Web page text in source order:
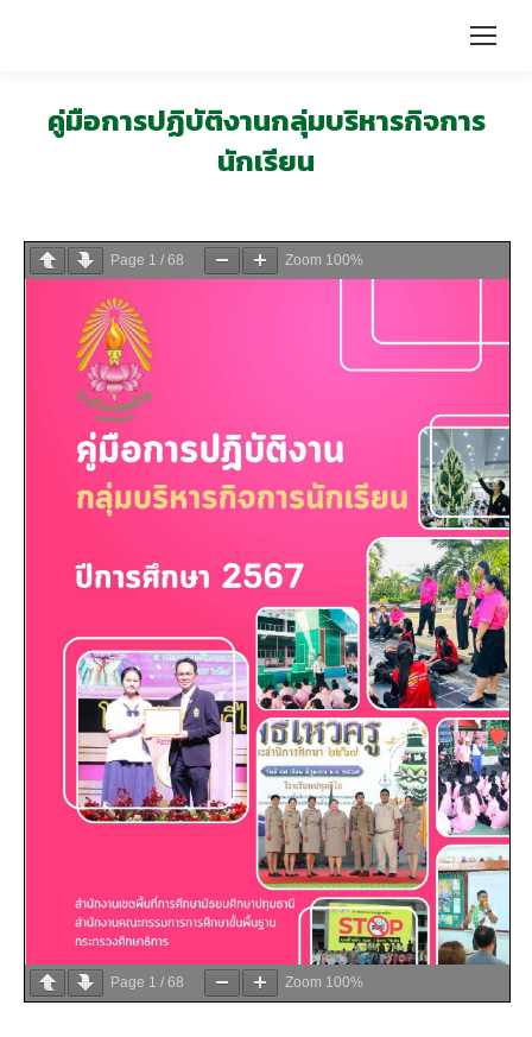
คู่มือการปฏิบัติงานกลุ่มบริหารกิจการ
นักเรียน
Page 1 / 68 Zoom 100%
Page 1 / 68 Zoom 100%